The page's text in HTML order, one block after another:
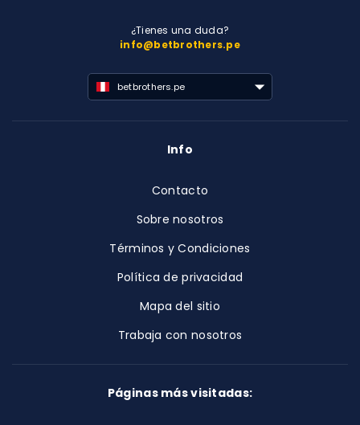
¿Tienes una duda?
info@betbrothers.pe
betbrothers.pe
Info
Contacto
Sobre nosotros
Términos y Condiciones
Política de privacidad
Mapa del sitio
Trabaja con nosotros
Páginas más visitadas: